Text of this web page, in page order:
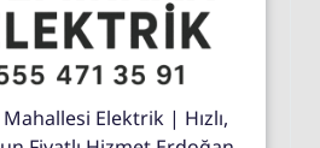
Elektrik | Hızlı,